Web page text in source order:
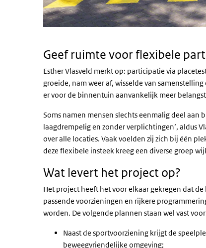
Geef ruimte voor flexibele
Esther Vlasveld merkt op: participatie via
groeide, nam weer af, wisselde van
er voor de binnentuin aanvankelijk meer
Soms namen mensen slechts eenmalig deel
laagdrempelig en zonder verplichtingen’, aldus
over alle locaties. Vaak voelden zij zich bij één
deze flexibele insteek kreeg een diverse groep
Wat levert het project op?
Het project heeft het voor elkaar gekregen dat
passende voorzieningen en rijkere
worden. De volgende plannen staan wel vast voor
Naast de sportvoorziening krijgt de
beweegvriendelijke omgeving;